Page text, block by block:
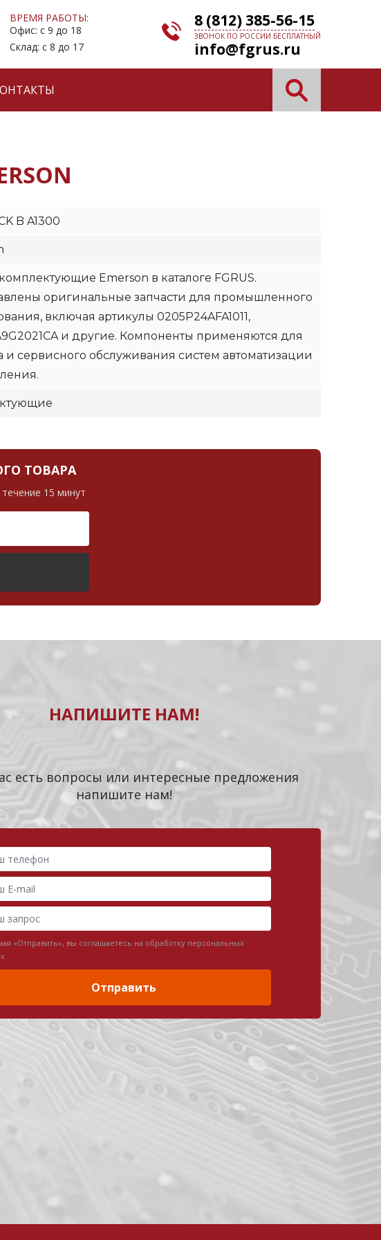
ВРЕМЯ РАБОТЫ:
Офис: с 9 до 18
Склад: с 8 до 17
8 (812) 385-56-15
ЗВОНОК ПО РОССИИ БЕСПЛАТНЫЙ
info@fgrus.ru
B A1300
Emerson в каталоге FGRUS.
оригинальные запчасти для промышленного
включая артикулы 0205P24AFA1011,
и другие. Компоненты применяются для
и сервисного обслуживания систем автоматизации
ТОВАРА
15 минут
НАПИШИТЕ НАМ!
есть вопросы или интересные предложения
напишите нам!
«Отправить», вы соглашаетесь на обработку персональных
Отправить